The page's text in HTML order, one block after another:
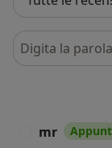
Cerca nelle
mr